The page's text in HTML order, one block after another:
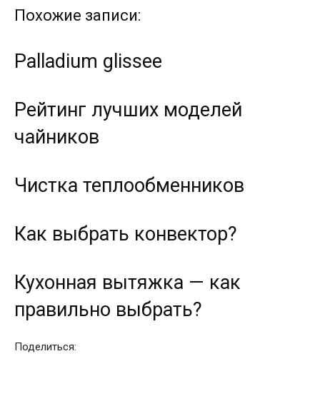
Похожие записи:
Palladium glissee
Рейтинг лучших моделей
чайников
Чистка теплообменников
Как выбрать конвектор?
Кухонная вытяжка — как
правильно выбрать?
Поделиться: